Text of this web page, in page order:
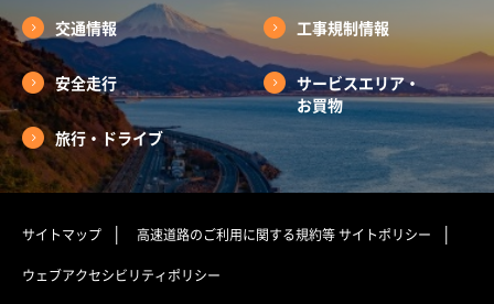
交通情報 工事規制情報
安全走行
サービスエリア・
お買物
旅行・ドライブ
サイトマップ 高速道路のご利用に関する規約等サイトポリシー
ウェブアクセシビリティポリシー